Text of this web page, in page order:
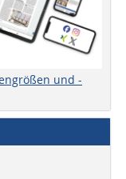
und -